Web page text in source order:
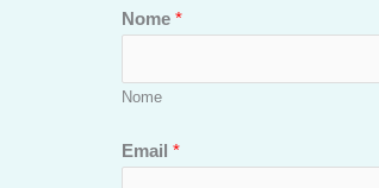
Nome *
Nome
Email *